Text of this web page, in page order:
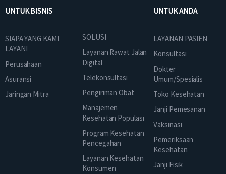
UNTUK BISNIS
SIAPA YANG KAMI
LAYANI
Perusahaan
Asuransi
Jaringan Mitra
SOLUSI
Layanan Rawat Jalan
Digital
Telekonsultasi
Pengiriman Obat
Manajemen
Kesehatan Populasi
Program Kesehatan
Pencegahan
Layanan Kesehatan
Konsumen
UNTUK ANDA
LAYANAN PASIEN
Konsultasi
Dokter
Umum/Spesialis
Toko Kesehatan
Janji Pemesanan
Vaksinasi
Pemeriksaan
Kesehatan
Janji Fisik